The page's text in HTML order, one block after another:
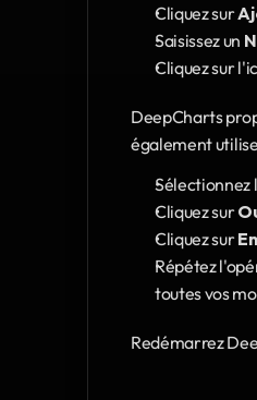
Cliquez sur
Saisissez un
Cliquez sur
DeepCharts
également
Sélectionnez
Cliquez sur
Cliquez sur
Répétez
toutes vos
Redémarrez